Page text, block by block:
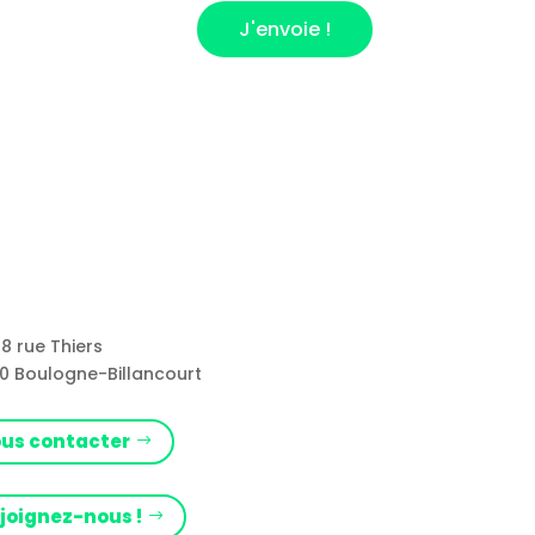
J'envoie !
rue Thiers
Boulogne-Billancourt
contacter
nous !